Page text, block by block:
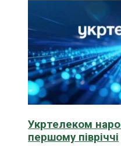
Укртелеком
першому півріччі